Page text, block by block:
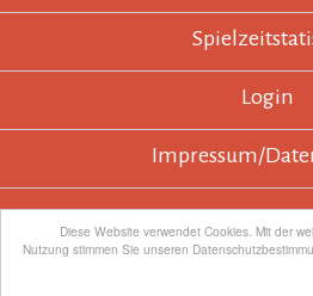
Diese Website verwendet Cookies. Mit der
Nutzung stimmen Sie unseren
Login
Impressum/